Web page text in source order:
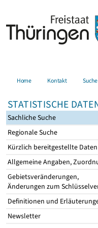
Home Kontakt Suche
STATISTISCHE
Sachliche Suche
Regionale Suche
Kürzlich bereitgestellte Daten
Allgemeine Angaben,
Gebietsveränderungen,
Änderungen zum
Definitionen und
Newsletter